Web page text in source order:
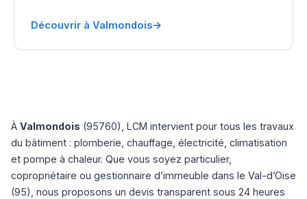
Découvrir à Valmondois→
À Valmondois (95760), LCM intervient pour tous les travaux
du bâtiment : plomberie, chauffage, électricité, climatisation
et pompe à chaleur. Que vous soyez particulier,
copropriétaire ou gestionnaire d’immeuble dans le Val-d’Oise
(95), nous proposons un devis transparent sous 24 heures